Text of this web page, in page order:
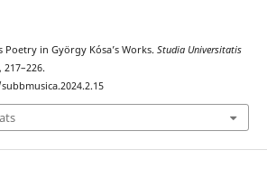
Poetry in György Kósa’s Works. Studia Universitatis
217–226.